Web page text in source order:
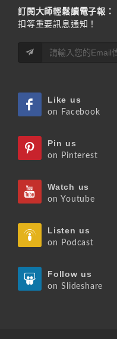
訂閱大師輕鬆讀電子報：
扣等重要訊息通知！
Like us
on Facebook
Pin us
on Pinterest
Watch us
on Youtube
Listen us
on Podcast
Follow us
on Slideshare